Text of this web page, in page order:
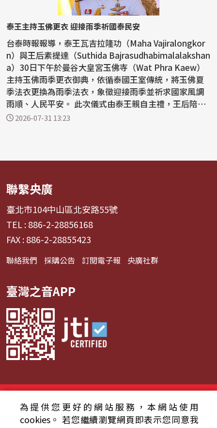
泰王主持玉佛更衣 迎接雨季祈國泰民安
台泰時報報導，泰王瓦吉拉隆功（Maha Vajiralongkor
n）與王后素提達（Suthida Bajrasudhabimalalakshan
a）30日下午於曼谷大皇宮玉佛寺（Wat Phra Kaew）
主持玉佛雨季更衣御典，依循泰國王室傳統，將玉佛夏
季法衣更換為雨季法衣，象徵迎接雨季並祈求國家風調
雨順、人民平安。 此次儀式由泰王親自主禮，王后陪同
出席...
2026-07-31 13:23
聯繫央廣
臺北市104中山區北安路55號
TEL : 886-2-28856168
FAX : 886-2-28855423
聯絡我們 採購公告 訂閱電子報 央廣社群
臺灣之音APP
© 2024財團法人中央廣播電臺 版權所有
資通安全政策聲明
服務條款 隱私權條款
為提供您更好的網站服務，本網站使用
cookies。 若您繼續瀏覽網頁即表示您同意我